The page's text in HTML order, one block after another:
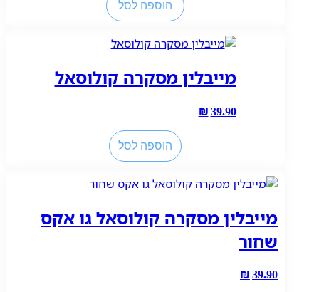
מלבין
טלית
הוספה לסל
מייבלין מסקרה קולוסאל
₪39.90
כמות
של
מסקרה
הוספה לסל
מייבלין מסקרה קולוסאל גו אקס
שחור
₪39.90